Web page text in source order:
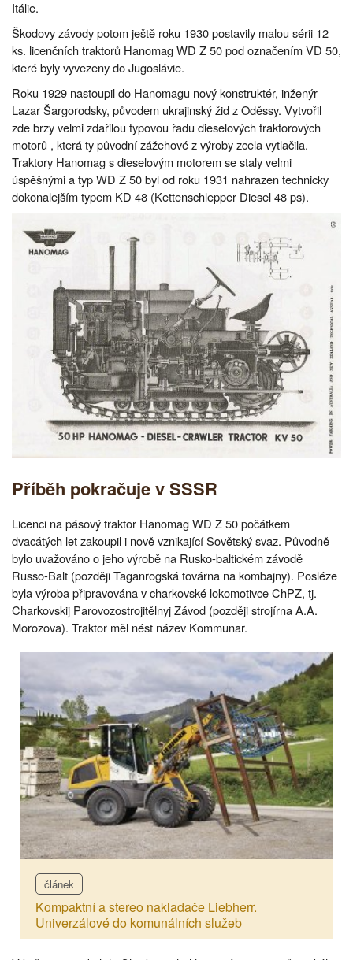
Itálie.
Škodovy závody potom ještě roku 1930 postavily malou sérii 12
ks. licenčních traktorů Hanomag WD Z 50 pod označením VD 50,
které byly vyvezeny do Jugoslávie.
Roku 1929 nastoupil do Hanomagu nový konstruktér, inženýr
Lazar Šargorodsky, původem ukrajinský žid z Oděssy. Vytvořil
zde brzy velmi zdařilou typovou řadu dieselových traktorových
motorů , která ty původní zážehové z výroby zcela vytlačila.
Traktory Hanomag s dieselovým motorem se staly velmi
úspěšnými a typ WD Z 50 byl od roku 1931 nahrazen technicky
dokonalejším typem KD 48 (Kettenschlepper Diesel 48 ps).
Příběh pokračuje v SSSR
Licenci na pásový traktor Hanomag WD Z 50 počátkem
dvacátých let zakoupil i nově vznikající Sovětský svaz. Původně
bylo uvažováno o jeho výrobě na Rusko-baltickém závodě
Russo-Balt (později Taganrogská továrna na kombajny). Posléze
byla výroba připravována v charkovské lokomotivce ChPZ, tj.
Charkovskij Parovozostrojitělnyj Závod (později strojírna A.A.
Morozova). Traktor měl nést název Kommunar.
článek
Kompaktní a stereo nakladače Liebherr.
Univerzálové do komunálních služeb